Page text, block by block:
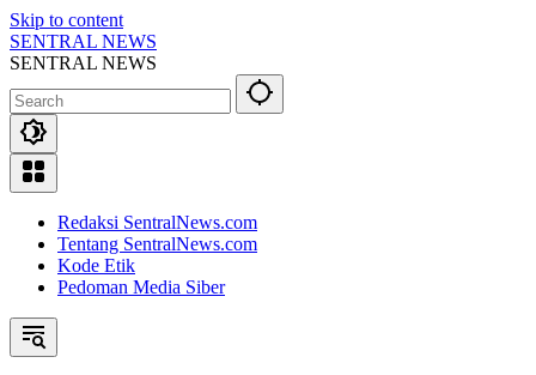
Skip to content
SENTRAL NEWS
SENTRAL NEWS
Redaksi SentralNews.com
Tentang SentralNews.com
Kode Etik
Pedoman Media Siber